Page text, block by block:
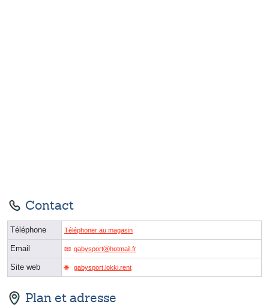
Contact
Téléphone Téléphoner au magasin
Email gabysportⓐhotmail.fr
Site web gabysport.lokki.rent
Plan et adresse